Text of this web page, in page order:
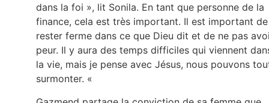
dans la foi », lit Sonila. En tant que personne de la
finance, cela est très important. Il est important de
rester ferme dans ce que Dieu dit et de ne pas
peur. Il y aura des temps difficiles qui viennent
la vie, mais je pense avec Jésus, nous pouvons
surmonter. «